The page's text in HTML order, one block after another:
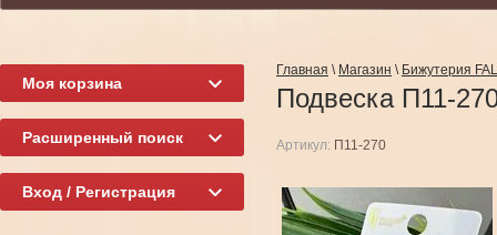
Главная \ Магазин \ Бижутерия
Подвеска П11-
Артикул: П11-270
Моя корзина
Расширенный поиск
Вход / Регистрация